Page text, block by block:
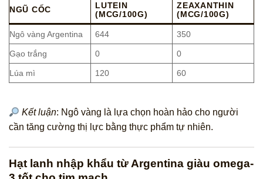
NGŨ CỐC
LUTEIN
(MCG/100G)
ZEAXANTHIN
(MCG/100G)
Ngô vàng Argentina 644 350
Gạo trắng 0 0
Lúa mì 120 60
Kết luận: Ngô vàng là lựa chọn hoàn hảo cho người
cần tăng cường thị lực bằng thực phẩm tự nhiên.
Hạt lanh nhập khẩu từ Argentina giàu omega-